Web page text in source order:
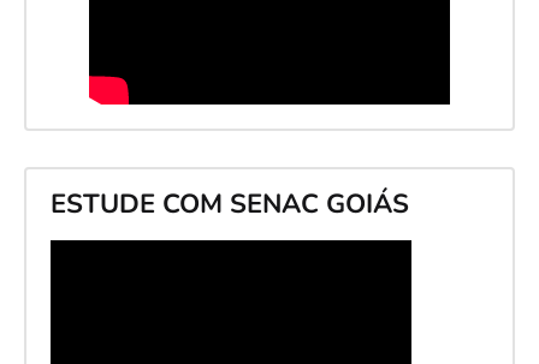
ESTUDE COM SENAC GOIÁS